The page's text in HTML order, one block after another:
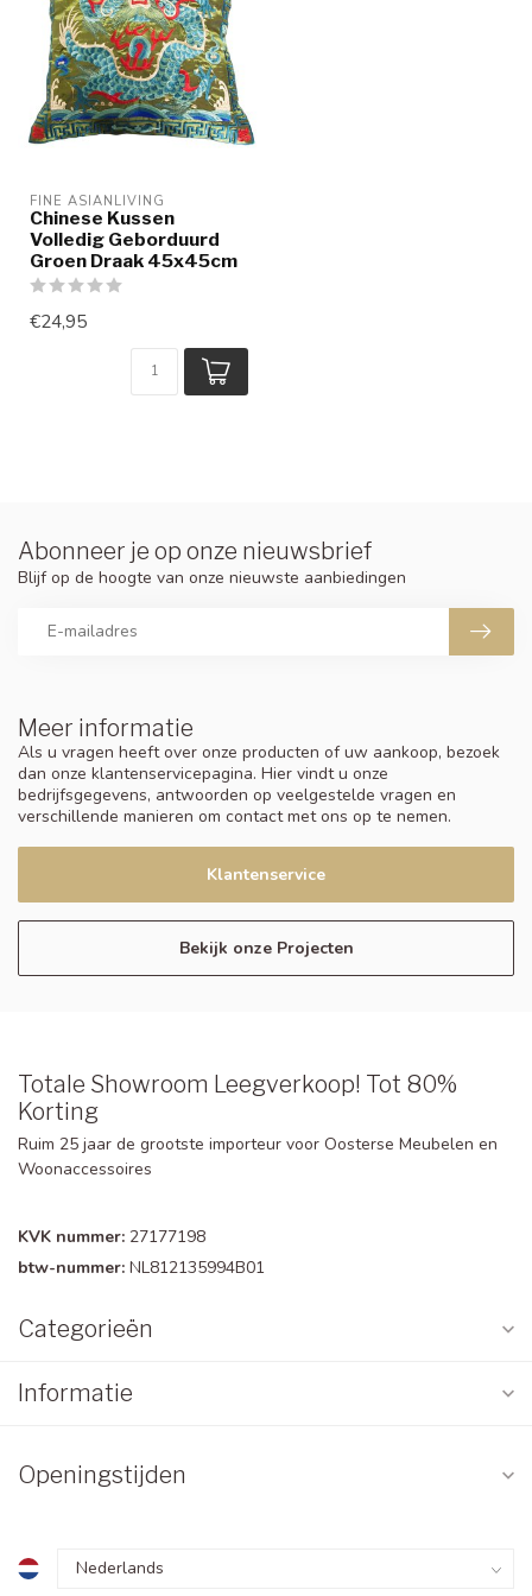
FINE ASIANLIVING
Chinese Kussen
Volledig Geborduurd
Groen Draak 45x45cm
€24,95
Meer informatie
Als u vragen heeft over onze producten of uw aankoop, bezoek
dan onze klantenservicepagina. Hier vindt u onze
bedrijfsgegevens, antwoorden op veelgestelde vragen en
verschillende manieren om contact met ons op te nemen.
Klantenservice
Bekijk onze Projecten
Abonneer je op onze nieuwsbrief
Blijf op de hoogte van onze nieuwste aanbiedingen
Totale Showroom Leegverkoop! Tot 80%
Korting
Ruim 25 jaar de grootste importeur voor Oosterse Meubelen en
Woonaccessoires
KVK nummer: 27177198
btw-nummer: NL812135994B01
Categorieën
Informatie
Openingstijden